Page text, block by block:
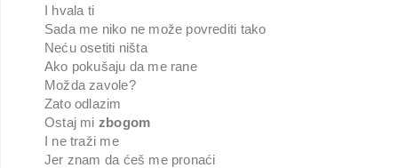
I hvala ti
Sada me niko ne može povrediti tako
Neću osetiti ništa
Ako pokušaju da me rane
Možda zavole?
Zato odlazim
Ostaj mi zbogom
I ne traži me
Jer znam da ćeš me pronaći